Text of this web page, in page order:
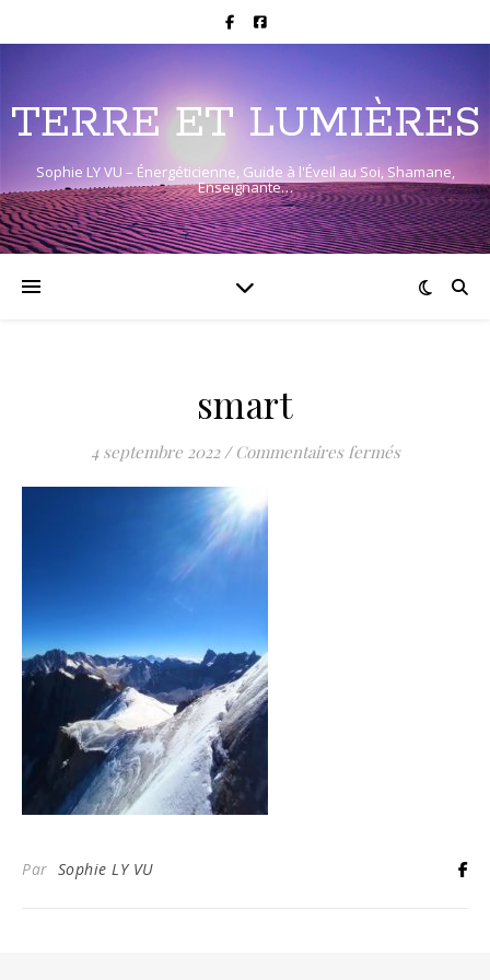
TERRE ET LUMIÈRES
Sophie LY VU – Énergéticienne, Guide à l'Éveil au Soi, Shamane,
Enseignante…
smart
4 septembre 2022 / Commentaires ferméssur smart
Par Sophie LY VU